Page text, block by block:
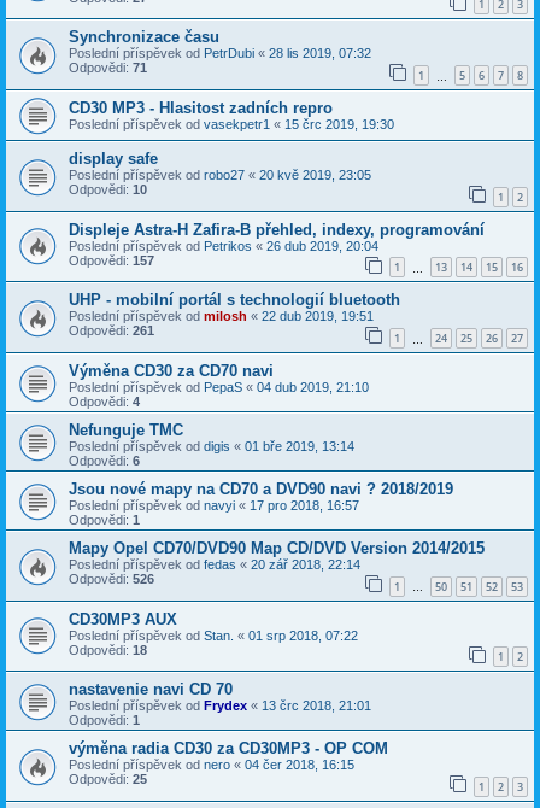
1 2 3
Synchronizace času
Poslední příspěvek od PetrDubi « 28 lis 2019, 07:32
Odpovědi: 71 1 5 6 7 8
CD30 MP3 - Hlasitost zadních repro
Poslední příspěvek od vasekpetr1 « 15 črc 2019, 19:30
display safe
Poslední příspěvek od robo27 « 20 kvě 2019, 23:05
Odpovědi: 10 1 2
Displeje Astra-H Zafira-B přehled, indexy, programování
Poslední příspěvek od Petrikos « 26 dub 2019, 20:04
Odpovědi: 157 1 13 14 15 16
UHP - mobilní portál s technologií bluetooth
Poslední příspěvek od milosh « 22 dub 2019, 19:51
Odpovědi: 261 1 24 25 26 27
Výměna CD30 za CD70 navi
Poslední příspěvek od PepaS « 04 dub 2019, 21:10
Odpovědi: 4
Nefunguje TMC
Poslední příspěvek od digis « 01 bře 2019, 13:14
Odpovědi: 6
Jsou nové mapy na CD70 a DVD90 navi ? 2018/2019
Poslední příspěvek od navyi « 17 pro 2018, 16:57
Odpovědi: 1
Mapy Opel CD70/DVD90 Map CD/DVD Version 2014/2015
Poslední příspěvek od fedas « 20 zář 2018, 22:14
Odpovědi: 526 1 … 50 51 52 53
CD30MP3 AUX
Poslední příspěvek od Stan. « 01 srp 2018, 07:22
Odpovědi: 18 1 2
nastavenie navi CD 70
Poslední příspěvek od Frydex « 13 črc 2018, 21:01
Odpovědi: 1
výměna radia CD30 za CD30MP3 - OP COM
Poslední příspěvek od nero « 04 čer 2018, 16:15
Odpovědi: 25 1 2 3